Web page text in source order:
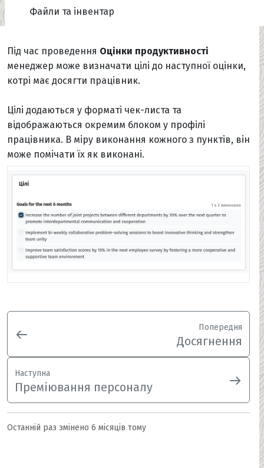
Файли та інвентар
Під час проведення Оцінки продуктивності
менеджер може визначати цілі до наступної оцінки,
котрі має досягти працівник.
Цілі додаються у форматі чек-листа та
відображаються окремим блоком у профілі
працівника. В міру виконання кожного з пунктів, він
може помічати їх як виконані.
Попередня
Досягнення
Наступна
Преміювання персоналу
Останній раз змінено 6 місяців тому